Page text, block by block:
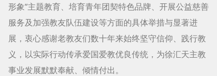
形象”主题教育、培育青年团契特色品牌、开展公益慈善
服务及加强教友队伍建设等方面的具体举措与显著进
展，衷心感谢老教友们数十年来始终坚守信仰、践行教
义，以实际行动传承爱国爱教优良传统，为徐汇天主教
事业发展默默奉献、倾情付出。